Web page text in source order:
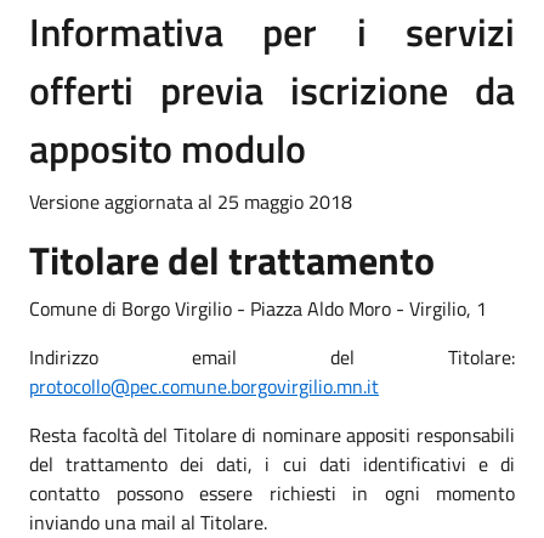
Informativa per i servizi
offerti previa iscrizione da
apposito modulo
Versione aggiornata al 25 maggio 2018
Titolare del trattamento
Comune di Borgo Virgilio - Piazza Aldo Moro - Virgilio, 1
Indirizzo email del Titolare:
protocollo@pec.comune.borgovirgilio.mn.it
Resta facoltà del Titolare di nominare appositi responsabili
del trattamento dei dati, i cui dati identificativi e di
contatto possono essere richiesti in ogni momento
inviando una mail al Titolare.